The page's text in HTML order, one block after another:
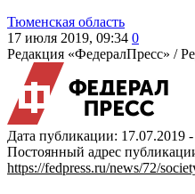
Тюменская область
17 июля 2019, 09:34 0
Редакция «ФедералПресс» /
Дата публикации: 17.07.2019
Постоянный адрес
https://fedpress.ru/news/72/